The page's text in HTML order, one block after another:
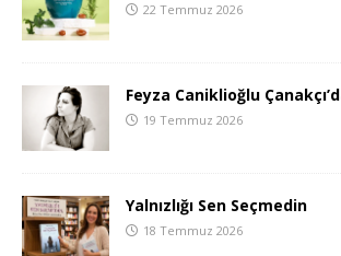
22 Temmuz 2026
Feyza Caniklioğlu
19 Temmuz 2026
Yalnızlığı Sen Seçmedin
18 Temmuz 2026